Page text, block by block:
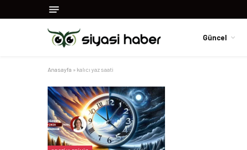
Güncel
Anasayfa » kalıcı yaz saati